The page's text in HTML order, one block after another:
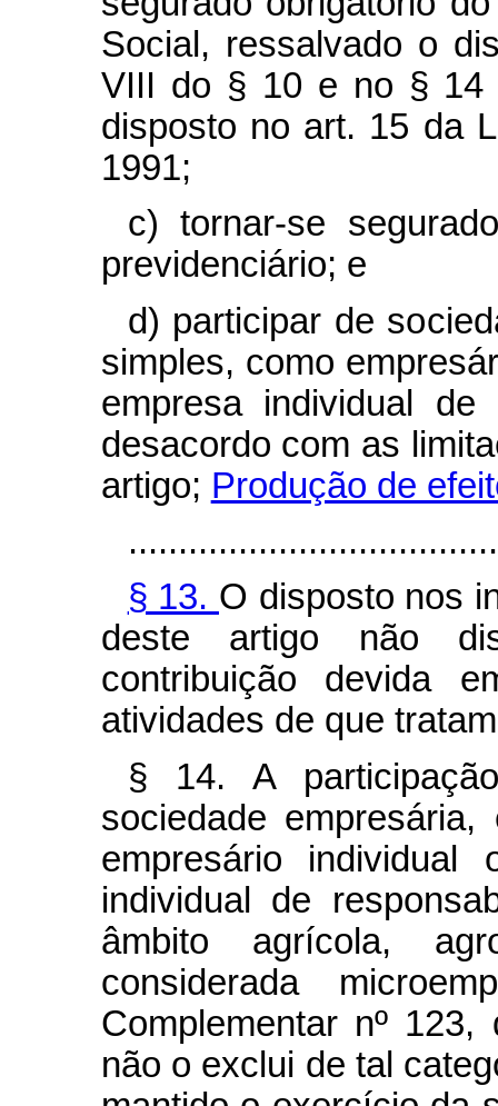
Social, ressalvado o
VIII do § 10 e no § 14
disposto no art. 15 da
1991;
c) tornar-se
previdenciário; e
d) participar de
simples, como
empresa individual de
desacordo com as
artigo; Produção de
§ 13. O disposto nos
deste artigo não
contribuição devida
atividades de que
§ 14. A
sociedade
empresário
individual de
âmbito agrícola,
considerada
Complementar nº
não o exclui de tal